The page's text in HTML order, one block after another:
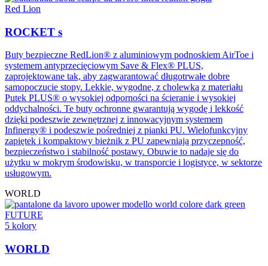
Red Lion
ROCKET s
Buty bezpieczne RedLion® z aluminiowym podnoskiem AirToe i
systemem antyprzecięciowym Save & Flex® PLUS,
zaprojektowane tak, aby zagwarantować długotrwałe dobre
samopoczucie stopy. Lekkie, wygodne, z cholewką z materiału
Putek PLUS® o wysokiej odporności na ścieranie i wysokiej
oddychalności. Te buty ochronne gwarantują wygodę i lekkość
dzięki podeszwie zewnętrznej z innowacyjnym systemem
Infinergy® i podeszwie pośredniej z pianki PU. Wielofunkcyjny
zapiętek i kompaktowy bieżnik z PU zapewniają przyczepność,
bezpieczeństwo i stabilność postawy. Obuwie to nadaje się do
użytku w mokrym środowisku, w transporcie i logistyce, w sektorze
usługowym.
WORLD
FUTURE
5 kolory
WORLD